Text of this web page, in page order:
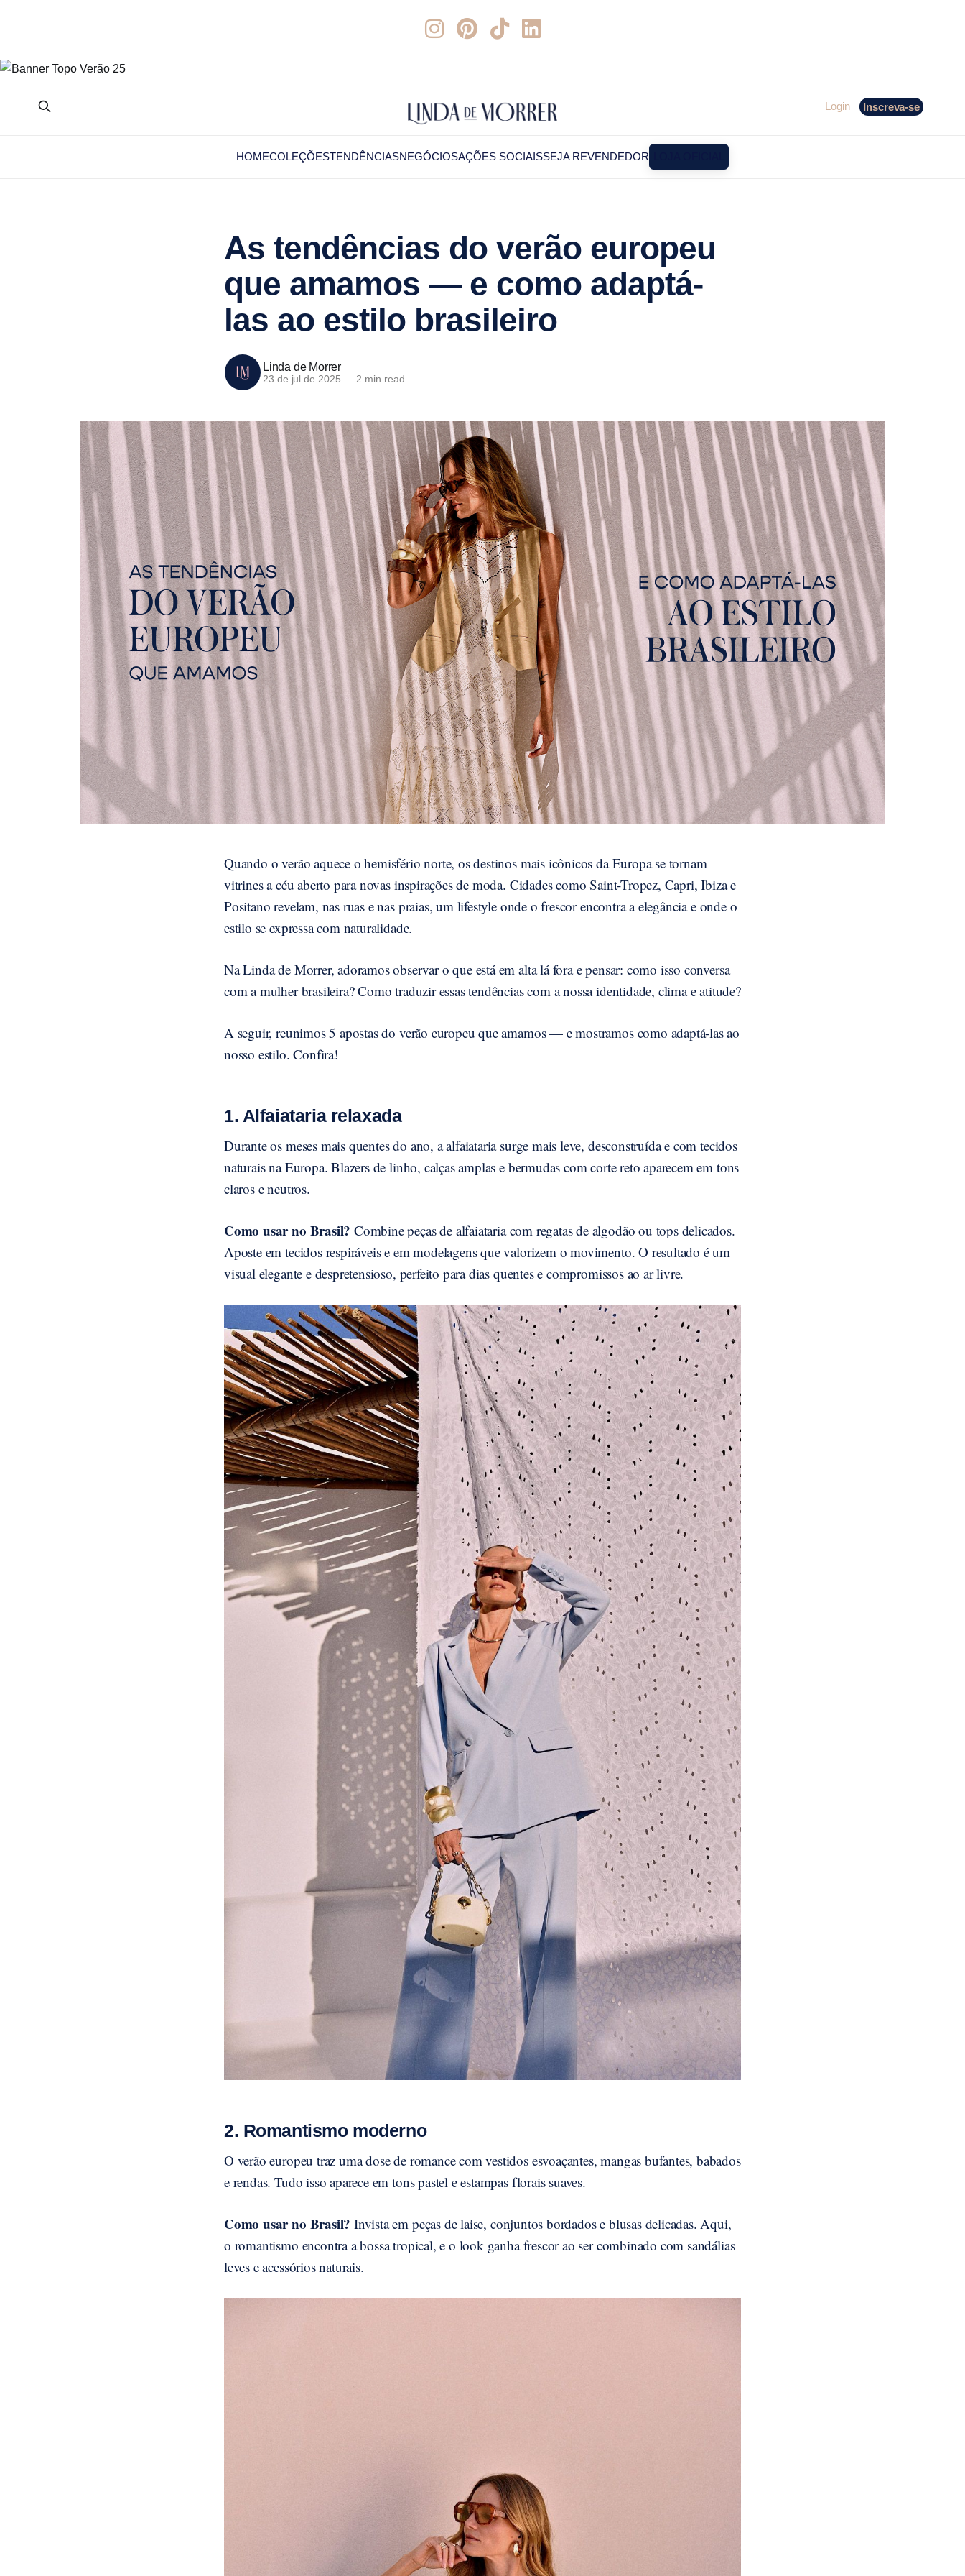
HOMECOLEÇÕESTENDÊNCIASNEGÓCIOSAÇÕES SOCIAISSEJA REVENDEDOR
Login Inscreva-se
As tendências do verão europeu
que amamos — e como adaptá-
las ao estilo brasileiro
Linda de Morrer
23 de jul de 2025 —2 min read
Quando o verão aquece o hemisfério norte, os destinos mais icônicos da Europa se tornam
vitrines a céu aberto para novas inspirações de moda. Cidades como Saint-Tropez, Capri, Ibiza e
Positano revelam, nas ruas e nas praias, um lifestyle onde o frescor encontra a elegância e onde o
estilo se expressa com naturalidade.
Na Linda de Morrer, adoramos observar o que está em alta lá fora e pensar: como isso conversa
com a mulher brasileira? Como traduzir essas tendências com a nossa identidade, clima e atitude?
A seguir, reunimos 5 apostas do verão europeu que amamos — e mostramos como adaptá-las ao
nosso estilo. Confira!
1. Alfaiataria relaxada
Durante os meses mais quentes do ano, a alfaiataria surge mais leve, desconstruída e com tecidos
naturais na Europa. Blazers de linho, calças amplas e bermudas com corte reto aparecem em tons
claros e neutros.
Como usar no Brasil?Combine peças de alfaiataria com regatas de algodão ou tops delicados.
Aposte em tecidos respiráveis e em modelagens que valorizem o movimento. O resultado é um
visual elegante e despretensioso, perfeito para dias quentes e compromissos ao ar livre.
2. Romantismo moderno
O verão europeu traz uma dose de romance com vestidos esvoaçantes, mangas bufantes, babados
e rendas. Tudo isso aparece em tons pastel e estampas florais suaves.
Como usar no Brasil?Invista em peças de laise, conjuntos bordados e blusas delicadas. Aqui,
o romantismo encontra a bossa tropical, e o look ganha frescor ao ser combinado com sandálias
leves e acessórios naturais.